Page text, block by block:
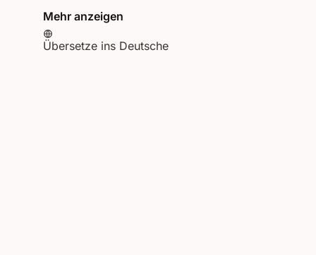
Mehr anzeigen
Übersetze ins Deutsche